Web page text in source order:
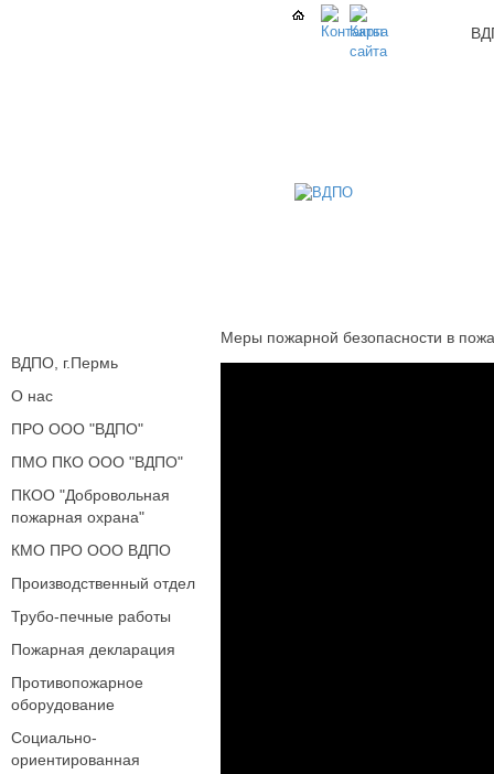
ВДПО, г.Пермь
О нас
ПРО ООО "ВДПО"
ПМО ПКО ООО "ВДПО"
ПКОО "Добровольная
пожарная охрана"
КМО ПРО ООО ВДПО
Производственный отдел
Трубо-печные работы
Пожарная декларация
Противопожарное
оборудование
Социально-
ориентированная
Меры пожарной безопасности в